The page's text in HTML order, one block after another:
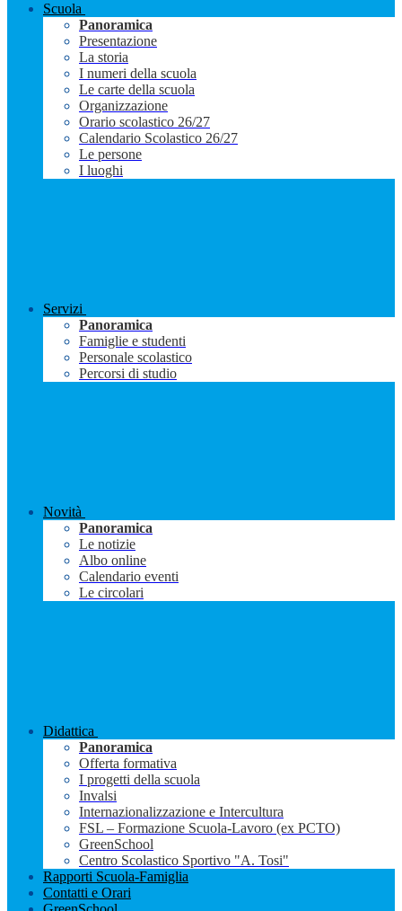
Scuola
Panoramica
Presentazione
La storia
I numeri della scuola
Le carte della scuola
Organizzazione
Orario scolastico 26/27
Calendario Scolastico 26/27
Le persone
I luoghi
Servizi
Panoramica
Famiglie e studenti
Personale scolastico
Percorsi di studio
Novità
Panoramica
Le notizie
Albo online
Calendario eventi
Le circolari
Didattica
Panoramica
Offerta formativa
I progetti della scuola
Invalsi
Internazionalizzazione e Intercultura
FSL – Formazione Scuola-Lavoro (ex PCTO)
GreenSchool
Centro Scolastico Sportivo "A. Tosi"
Rapporti Scuola-Famiglia
Contatti e Orari